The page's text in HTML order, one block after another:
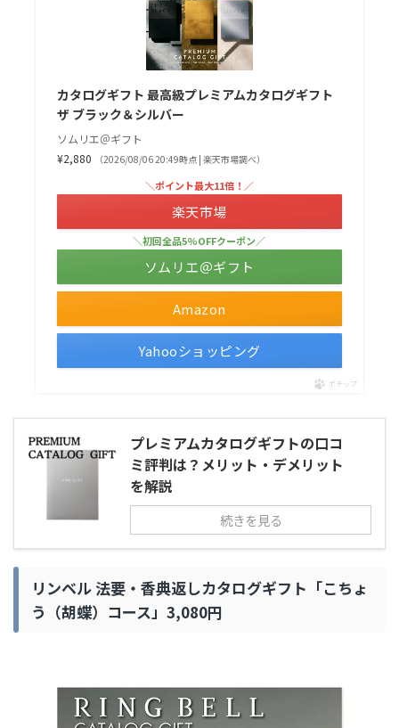
カタログギフト 最高級プレミアムカタログギフト
ザ ブラック＆シルバー
ソムリエ＠ギフト
¥2,880
（2026/08/06 20:49時点 | 楽天市場調べ）
Amazon
＼ポイント最大11倍！／
楽天市場
Yahooショッピング
＼初回全品5%OFFクーポン／
ソムリエ＠ギフト
ポチップ
プレミアムカタログギフトの口コ
ミ評判は？メリット・デメリット
を解説
続きを見る
リンベル 法要・香典返しカタログギフト「こちょ
う（胡蝶）コース」3,080円